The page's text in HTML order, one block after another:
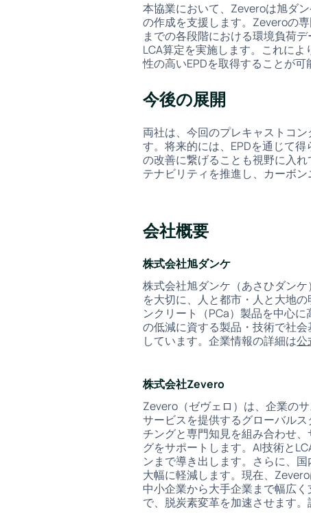
本協業において、Zeveroは旭ダ
の作成を支援します。Zeveroの
までの各段階における環境負荷
LCA算定を実施します。これに
性の高いEPDを取得することが可
今後の展開
両社は、今回のプレキャストコ
す。将来的には、EPDを通じて
の改善に繋げることも視野に入
テナビリティを推進し、カーボ
会社概要
株式会社旭ダンケ
株式会社旭ダンケ（あさひダン
を大切に、人と都市・人と大地
ンクリート（PCa）製品を中心
の低減に資する製品・技術で社
しています。企業情報の詳細は公
株式会社Zevero
Zevero（ゼヴェロ）は、企業の
サービスを提供するグローバル
チングと専門知見を組み合わせ
グをサポートします。AI技術と
ンまで導き出します。さらに、
大幅に軽減します。現在、
中小企業から大手企業まで幅広
で、脱炭素変革を加速させます